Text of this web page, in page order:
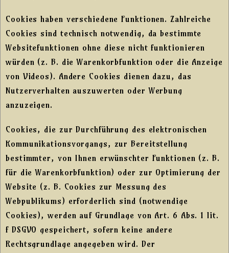
Cookies haben verschiedene Funktionen. Zahlreiche
Cookies sind technisch notwendig, da bestimmte
Websitefunktionen ohne diese nicht funktionieren
würden (z. B. die Warenkorbfunktion oder die Anzeige
von Videos). Andere Cookies dienen dazu, das
Nutzerverhalten auszuwerten oder Werbung
anzuzeigen.
Cookies, die zur Durchführung des elektronischen
Kommunikationsvorgangs, zur Bereitstellung
bestimmter, von Ihnen erwünschter Funktionen (z. B.
für die Warenkorbfunktion) oder zur Optimierung der
Website (z. B. Cookies zur Messung des
Webpublikums) erforderlich sind (notwendige
Cookies), werden auf Grundlage von Art. 6 Abs. 1 lit.
f DSGVO gespeichert, sofern keine andere
Rechtsgrundlage angegeben wird. Der